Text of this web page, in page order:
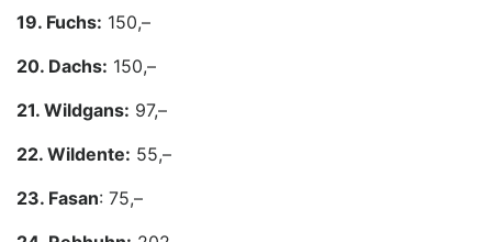
19. Fuchs: 150,–
20. Dachs: 150,–
21. Wildgans: 97,–
22. Wildente: 55,–
23. Fasan: 75,–